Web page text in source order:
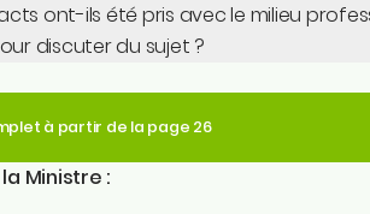
ont-ils été pris avec le milieu
discuter du sujet ?
à partir de la page 26
Ministre :